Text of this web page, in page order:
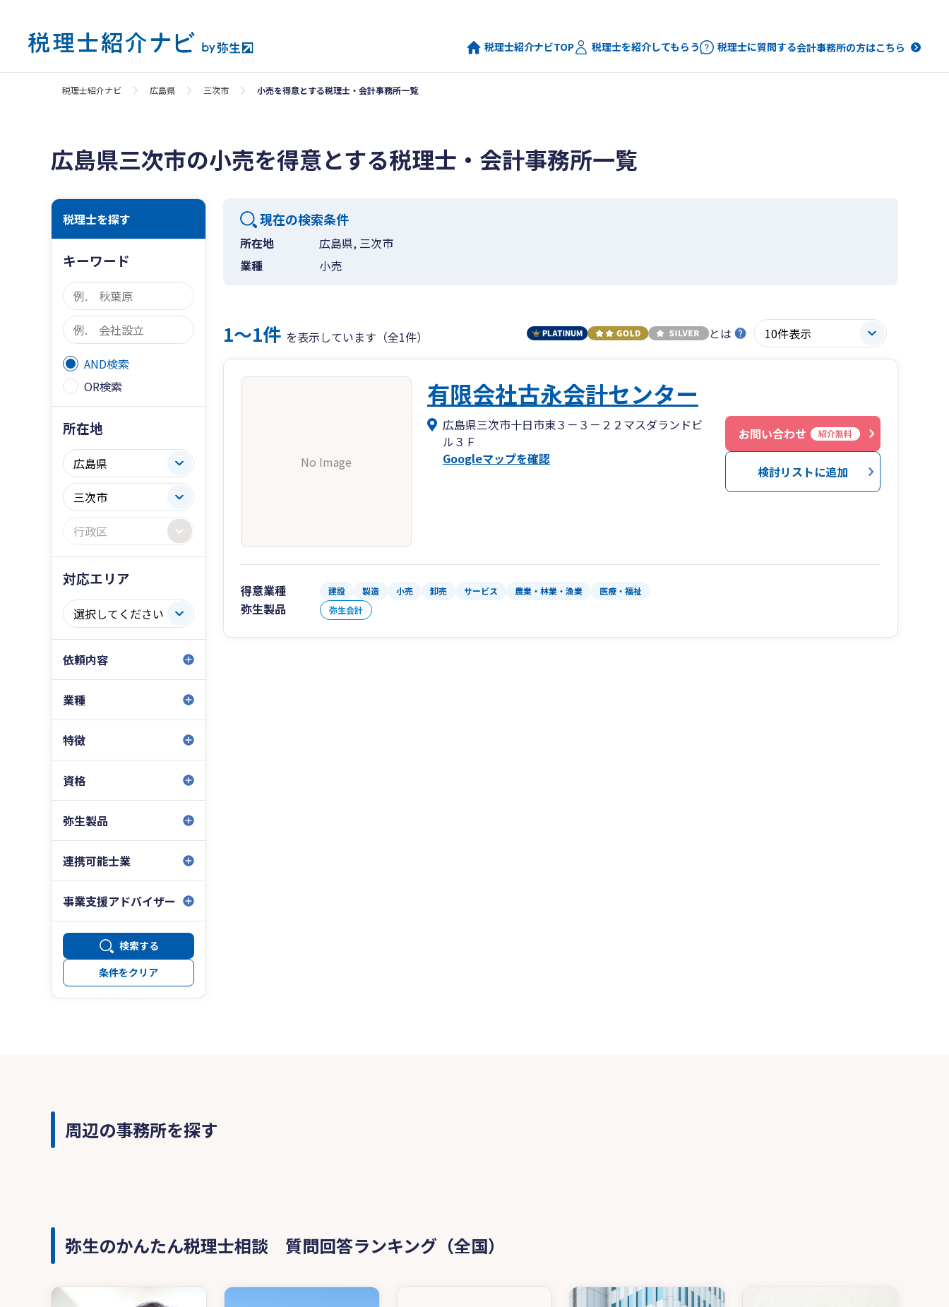
税理士紹介ナビTOP 税理士を紹介してもらう 税理士に質問する会計事務所の方はこちら
税理士紹介ナビ 広島県 三次市 小売を得意とする税理士・会計事務所一覧
広島県三次市の小売を得意とする税理士・会計事務所一覧
税理士を探す
キーワード
AND検索
OR検索
所在地
対応エリア
依頼内容
業種
特徴
資格
弥生製品
連携可能士業
事業支援アドバイザー
検索する
条件をクリア
現在の検索条件
所在地
広島県, 三次市
業種
小売
1〜1件 を表示しています（全1件） とは
No Image
有限会社古永会計センター
広島県三次市十日市東３－３－２２マスダランドビ
ル３Ｆ
Googleマップを確認
お問い合わせ 紹介無料
検討リストに追加
得意業種 建設 製造 小売 卸売 サービス 農業・林業・漁業 医療・福祉
弥生製品 弥生会計
周辺の事務所を探す
弥生のかんたん税理士相談 質問回答ランキング（全国）